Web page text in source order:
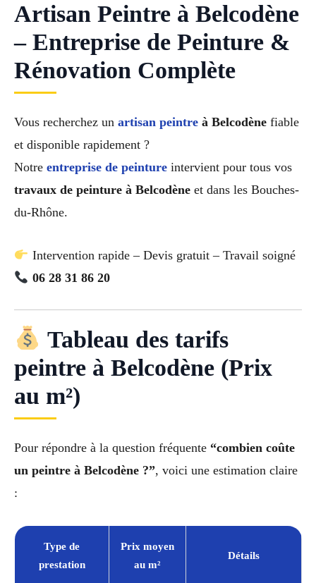
Artisan Peintre à Belcodène
– Entreprise de Peinture &
Rénovation Complète
Vous recherchez un artisan peintre à Belcodène fiable
et disponible rapidement ?
Notre entreprise de peinture intervient pour tous vos
travaux de peinture à Belcodène et dans les Bouches-
du-Rhône.
Intervention rapide – Devis gratuit – Travail soigné
06 28 31 86 20
Tableau des tarifs
peintre à Belcodène (Prix
au m²)
Pour répondre à la question fréquente “combien coûte
un peintre à Belcodène ?”, voici une estimation claire
:
Type de
prestation
Prix moyen
au m²
Détails